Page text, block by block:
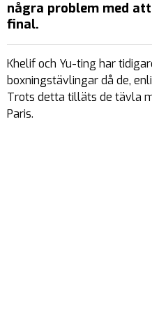
några problem med
final.
Khelif och Yu-ting har
boxningstävlingar då de,
Trots detta tilläts de tävla
Paris.